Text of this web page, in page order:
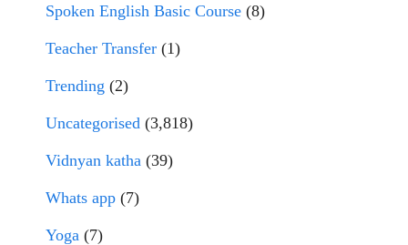
Spoken English Basic Course (8)
Teacher Transfer (1)
Trending (2)
Uncategorised (3,818)
Vidnyan katha (39)
Whats app (7)
Yoga (7)